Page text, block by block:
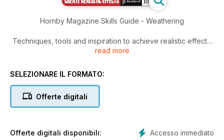
Hornby Magazine Skills Guide - Weathering
Techniques, tools and inspiration to achieve realistic effects.
A Hornby Magazine Special Publication
Weathering is the hot topic of the moment and in the first of a
Wild and Tim Shackleton bring you everything you need to
know on the subject.
on projects this is your essential guide to weathering
read more
SELEZIONARE IL FORMATO:
Offerte digitali
Accesso immediato
Offerte digitali disponibili: